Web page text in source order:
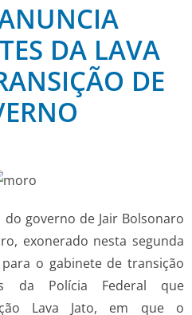
DA LAVA
DE
governo de Jair Bolsonaro
exonerado nesta segunda
o gabinete de transição
da Polícia Federal que
Lava Jato, em que o